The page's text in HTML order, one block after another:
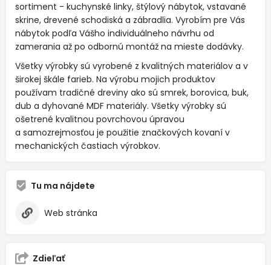
sortiment - kuchynské linky, štýlový nábytok, vstavané
skrine, drevené schodiská a zábradlia. Vyrobím pre Vás
nábytok podľa Vášho individuálneho návrhu od
zamerania až po odbornú montáž na mieste dodávky.
Všetky výrobky sú vyrobené z kvalitných materiálov a v
širokej škále farieb. Na výrobu mojich produktov
používam tradičné dreviny ako sú smrek, borovica, buk,
dub a dyhované MDF materiály. Všetky výrobky sú
ošetrené kvalitnou povrchovou úpravou
a samozrejmosťou je použitie značkových kovaní v
mechanických častiach výrobkov.
Tu ma nájdete
Web stránka
Zdieľať